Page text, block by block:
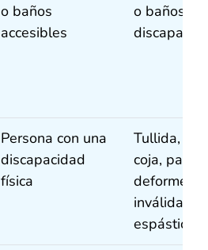
o baños
accesibles
o baños
Persona con una
discapacidad
física
Tullida,
coja,
deforme,
inválida,
espástica